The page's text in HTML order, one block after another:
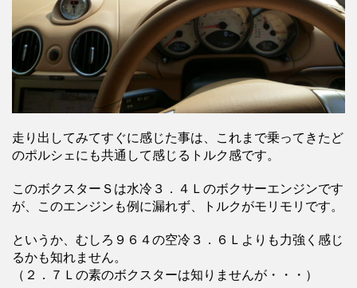
走り出してみてすぐに感じた事は、これまで乗ってきたど
のポルシェにも共通して感じるトルク感です。
このボクスターＳは水冷３．４Ｌのボクサーエンジンです
が、このエンジンも例に漏れず、トルクがモリモリです。
というか、むしろ９６４の空冷３．６Ｌよりも力強く感じ
るかも知れません。
（２．７Ｌの素のボクスターは知りませんが・・・）